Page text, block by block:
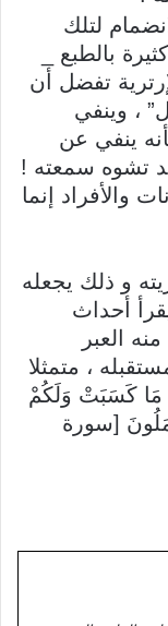
لتلك
بالطبع _
تفضل أن
، وينفي
ينفي عن
تشوه سمعته !
والأفراد إنما
و ذلك يجعله
أحداث
العبر
، متمثلا
مَا كَسَبَتْ وَلَكُمْ
[سورة